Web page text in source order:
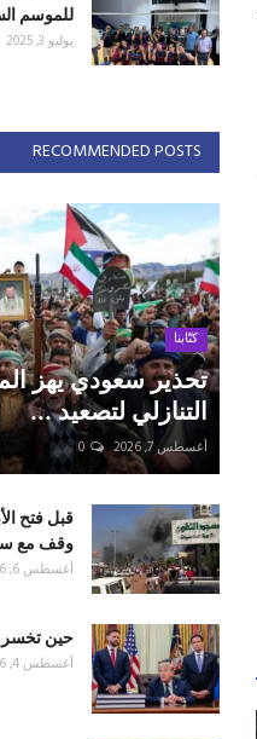
للموسم
يوليو 3, 2025
RECOMMENDED POSTS
كتّابنا
تحذير سعودي يهز
التنازلي لتصعيد ...
أغسطس 7, 2026 0
قبل فتح
وقف مع
أغسطس 6, 2026
حين تخسر
أغسطس 4, 2026